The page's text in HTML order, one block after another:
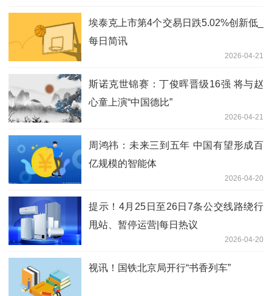
埃泰克上市第4个交易日跌5.02%创新低_
每日简讯
2026-04-21
斯诺克世锦赛：丁俊晖晋级16强 将与赵
心童上演“中国德比”
2026-04-21
周鸿祎：未来三到五年 中国有望形成百
亿规模的智能体
2026-04-20
提示！4月25日至26日7条公交线路绕行
甩站、暂停运营|每日热议
2026-04-20
视讯！国铁北京局开行“书香列车”